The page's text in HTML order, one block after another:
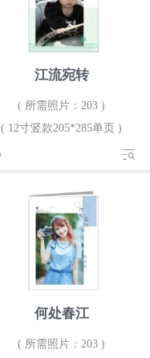
江流宛转
( 所需照片：203 )
( 12寸竖款205*285单页 )
何处春江
( 所需照片：203 )